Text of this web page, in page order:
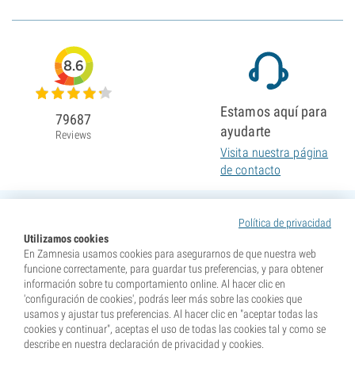
Política de privacidad
Utilizamos cookies
En Zamnesia usamos cookies para asegurarnos de que nuestra web
funcione correctamente, para guardar tus preferencias, y para obtener
información sobre tu comportamiento online. Al hacer clic en
'configuración de cookies', podrás leer más sobre las cookies que
usamos y ajustar tus preferencias. Al hacer clic en "aceptar todas las
cookies y continuar", aceptas el uso de todas las cookies tal y como se
describe en nuestra declaración de privacidad y cookies.
8.6
79687
Reviews
Estamos aquí para
ayudarte
Visita nuestra página
de contacto